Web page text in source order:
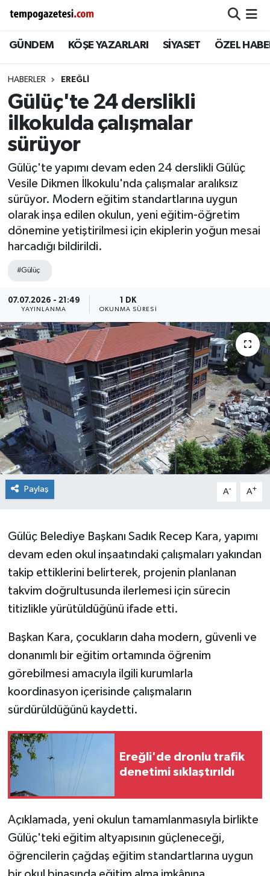
GÜNDEM KÖŞE YAZARLARI SİYASET ÖZEL
HABERLER EREĞLI
Gülüç'te 24 derslikli
ilkokulda çalışmalar
sürüyor
Gülüç'te yapımı devam eden 24 derslikli Gülüç
Vesile Dikmen İlkokulu'nda çalışmalar aralıksız
sürüyor. Modern eğitim standartlarına uygun
olarak inşa edilen okulun, yeni eğitim-öğretim
dönemine yetiştirilmesi için ekiplerin yoğun mesai
harcadığı bildirildi.
#Gülüç
07.07.2026 - 21:49
YAYINLANMA
1 DK
OKUNMA SÜRESI
Paylaş A- A+
Gülüç Belediye Başkanı Sadık Recep Kara, yapımı
devam eden okul inşaatındaki çalışmaları yakından
takip ettiklerini belirterek, projenin planlanan
takvim doğrultusunda ilerlemesi için sürecin
titizlikle yürütüldüğünü ifade etti.
Başkan Kara, çocukların daha modern, güvenli ve
donanımlı bir eğitim ortamında öğrenim
görebilmesi amacıyla ilgili kurumlarla
koordinasyon içerisinde çalışmaların
sürdürüldüğünü kaydetti.
Ereğli'de dronlu trafik
denetimi sıklaştırıldı
Açıklamada, yeni okulun tamamlanmasıyla birlikte
Gülüç'teki eğitim altyapısının güçleneceği,
öğrencilerin çağdaş eğitim standartlarına uygun
Alaplı
Çaycuma
Devrek
Ereğli
Gökçebey
GÜNDEM
Kilimli
SPOR
YAŞAM
Zonguldak
Zonguldak Nöbetçi Eczaneler
Zonguldak Hava Durumu
Zonguldak Namaz Vakitleri
Zonguldak Trafik Yoğunluk Haritası
Süper Lig Puan Durumu ve Fikstür
Tüm Manşetler
Son Dakika Haberleri